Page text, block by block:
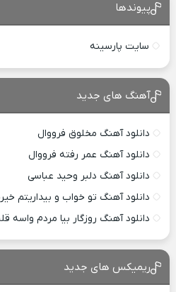
پیوندها
سایت پارسینه
آهنگ های جدید
دانلود آهنگ مخلوق فرووال
دانلود آهنگ عمر رفته فرووال
دانلود آهنگ دلبر وحید عباسی
دانلود آهنگ تو خواب و بیداریتم
دانلود آهنگ روزگار بیا مردم واسه
ریمیکس های جدید